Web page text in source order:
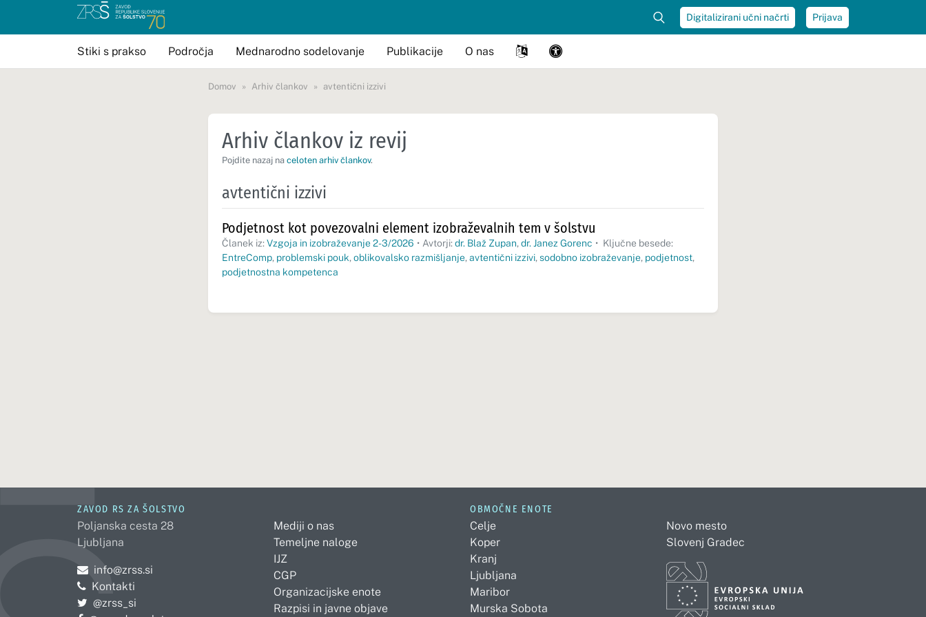
Digitalizirani učni načrti Prijava
Stiki s prakso Področja Mednarodno sodelovanje Publikacije O nas
Domov Arhiv člankov avtentični izzivi
Arhiv člankov iz revij
Pojdite nazaj na celoten arhiv člankov.
avtentični izzivi
Podjetnost kot povezovalni element izobraževalnih tem v šolstvu
Članek iz: Vzgoja in izobraževanje 2-3/2026 • Avtorji: dr. Blaž Zupan, dr. Janez Gorenc • Ključne besede:
EntreComp, problemski pouk, oblikovalsko razmišljanje, avtentični izzivi, sodobno izobraževanje, podjetnost,
podjetnostna kompetenca
ZAVOD RS ZA ŠOLSTVO
Poljanska cesta 28
Ljubljana
Pošljite e-mail na
info@zrss.si
Kontakti
Pojdite na Twitter:
@zrss_si
Mediji o nas
Temeljne naloge
IJZ
CGP
Organizacijske enote
Razpisi in javne objave
OBMOČNE ENOTE
Celje
Koper
Kranj
Ljubljana
Maribor
Murska Sobota
Novo mesto
Slovenj Gradec